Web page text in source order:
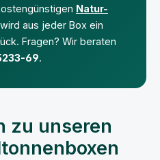
Natur-
aus jeder Box ein
Fragen? Wir beraten
69.
zu unseren